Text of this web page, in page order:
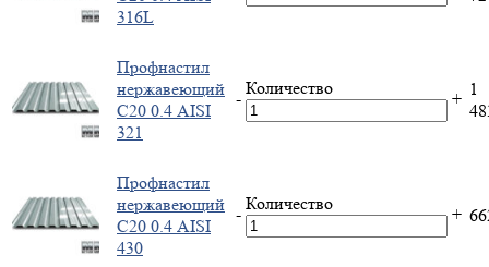
316L
Профнастил
нержавеющий
С20 0.4 AISI
321
-
Количество
+ 1
Профнастил
нержавеющий
С20 0.4 AISI
430
-
Количество
+